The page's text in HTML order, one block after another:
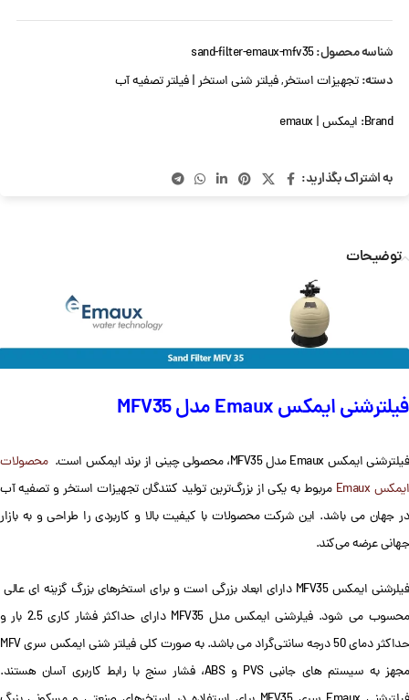
شناسه محصول:sand-filter-emaux-mfv35
دسته: تجهیزات استخر,فیلتر شنی استخر | فیلتر تصفیه آب
Brand: ایمکس | emaux
به اشتراک بگذارید:
توضیحات
فیلترشنی ایمکس Emaux مدل MFV35
فیلترشنی ایمکس Emaux مدل MFV35، محصولی چینی از برند ایمکس است.
محصولات
ایمکس Emaux
مربوط به یکی از بزرگ‌ترین تولید کنندگان تجهیزات استخر و تصفیه آب
در جهان می باشد. این شرکت محصولات با کیفیت بالا و کاربردی را طراحی و به بازار
جهانی عرضه می‌کند.
فیلرشنی ایمکس MFV35 دارای ابعاد بزرگی است و برای استخرهای بزرگ گزینه ای عالی
محسوب می شود. فیلرشنی ایمکس مدل MFV35 دارای حداکثر فشار کاری 2.5 بار و
حداکثر دمای 50 درجه سانتی‌گراد می باشد. به صورت کلی فیلتر شنی ایمکس سری MFV
مجهز به سیستم های جانبی PVS و ABS، فشار سنج با رابط کاربری آسان هستند.